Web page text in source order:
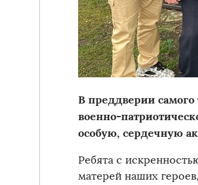
В преддверии
военно-
особую, сердечную
Ребята с
матерей наших